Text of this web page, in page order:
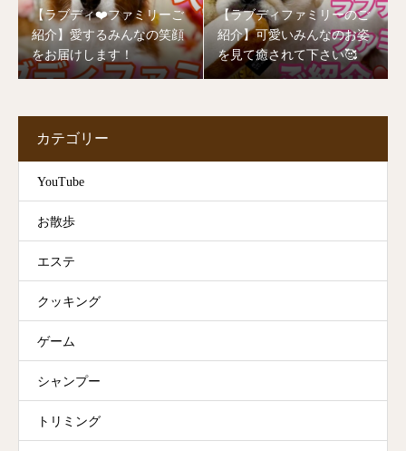
【ラブディ❤️ファミリーご
紹介】愛するみんなの笑顔
をお届けします！
【ラブディファミリーのご
紹介】可愛いみんなのお姿
を見て癒されて下さい🥰
カテゴリー
YouTube
お散歩
エステ
クッキング
ゲーム
シャンプー
トリミング